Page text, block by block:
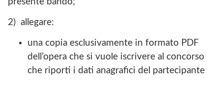
2) allegare:
una copia esclusivamente in formato PDF
dell’opera che si vuole iscrivere al concorso
che riporti i dati anagrafici del partecipante